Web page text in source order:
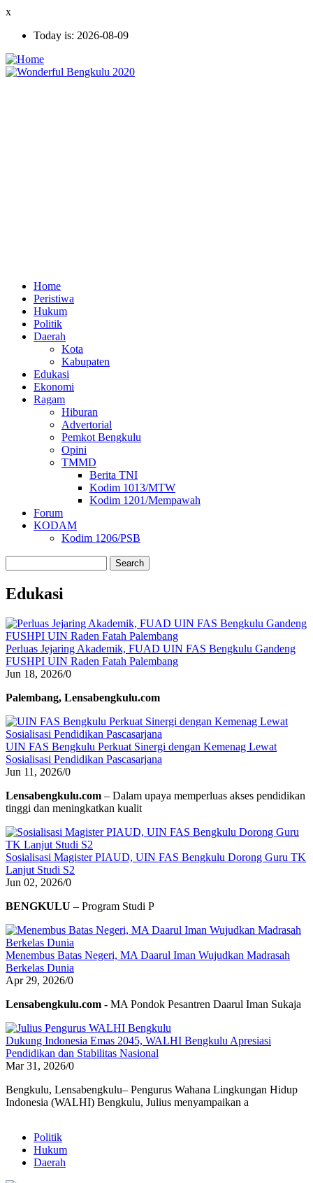
Skip
main
x
Today is: 2026-08-09
Ekonomi
Home
Peristiwa
Hukum
Politik
Daerah
Kota
Kabupaten
Edukasi
Ekonomi
Ragam
Hiburan
Advertorial
Pemkot Bengkulu
Opini
TMMD
Berita TNI
Kodim 1013/MTW
Kodim 1201/Mempawah
Forum
KODAM
Kodim 1206/PSB
Edukasi
Perluas Jejaring Akademik, FUAD UIN FAS Bengkulu Gandeng
FUSHPI UIN Raden Fatah Palembang
Jun 18, 2026/0
Palembang, Lensabengkulu.com
UIN FAS Bengkulu Perkuat Sinergi dengan Kemenag Lewat
Sosialisasi Pendidikan Pascasarjana
Jun 11, 2026/0
Lensabengkulu.com – Dalam upaya memperluas akses pendidikan
tinggi dan meningkatkan kualit
Sosialisasi Magister PIAUD, UIN FAS Bengkulu Dorong Guru TK
Lanjut Studi S2
Jun 02, 2026/0
BENGKULU – Program Studi P
Menembus Batas Negeri, MA Daarul Iman Wujudkan Madrasah
Berkelas Dunia
Apr 29, 2026/0
Lensabengkulu.com - MA Pondok Pesantren Daarul Iman Sukaja
Dukung Indonesia Emas 2045, WALHI Bengkulu Apresiasi
Pendidikan dan Stabilitas Nasional
Mar 31, 2026/0
Bengkulu, Lensabengkulu– Pengurus Wahana Lingkungan Hidup
Indonesia (WALHI) Bengkulu, Julius menyampaikan a
Politik
Hukum
Daerah